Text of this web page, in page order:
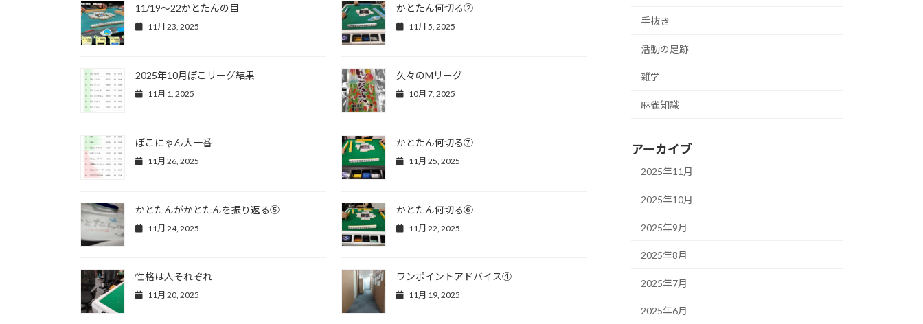
11/19〜22かとたんの目
11月 23, 2025
かとたん何切る②
11月 5, 2025
2025年10月ぽこリーグ結果
11月 1, 2025
久々のMリーグ
10月 7, 2025
ぽこにゃん大一番
11月 26, 2025
かとたん何切る⑦
11月 25, 2025
かとたんがかとたんを振り返る⑤
11月 24, 2025
かとたん何切る⑥
11月 22, 2025
性格は人それぞれ
11月 20, 2025
ワンポイントアドバイス④
11月 19, 2025
手抜き
活動の足跡
雑学
麻雀知識
アーカイブ
2025年11月
2025年10月
2025年9月
2025年8月
2025年7月
2025年6月